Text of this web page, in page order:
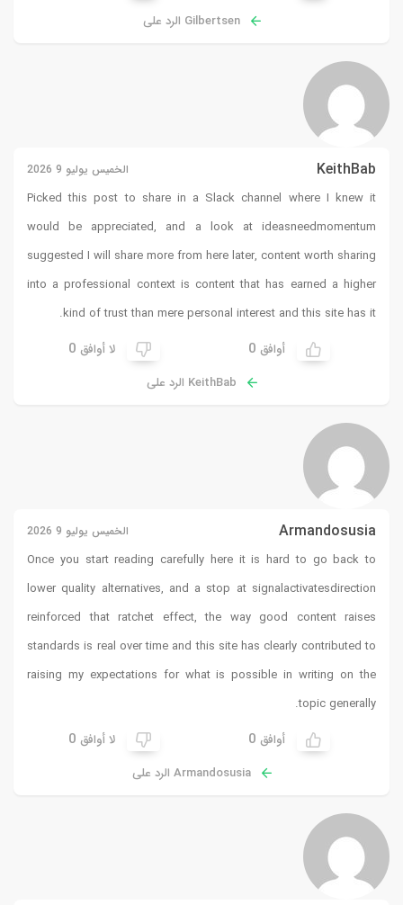
Gilbertsen الرد على
KeithBab الخميس يوليو 9 2026
Picked this post to share in a Slack channel where I knew it
would be appreciated, and a look at ideasneedmomentum
suggested I will share more from here later, content worth sharing
into a professional context is content that has earned a higher
kind of trust than mere personal interest and this site has it.
أوافق 0 لا أوافق 0
KeithBab الرد على
Armandosusia الخميس يوليو 9 2026
Once you start reading carefully here it is hard to go back to
lower quality alternatives, and a stop at signalactivatesdirection
reinforced that ratchet effect, the way good content raises
standards is real over time and this site has clearly contributed to
raising my expectations for what is possible in writing on the
topic generally.
أوافق 0 لا أوافق 0
Armandosusia الرد على